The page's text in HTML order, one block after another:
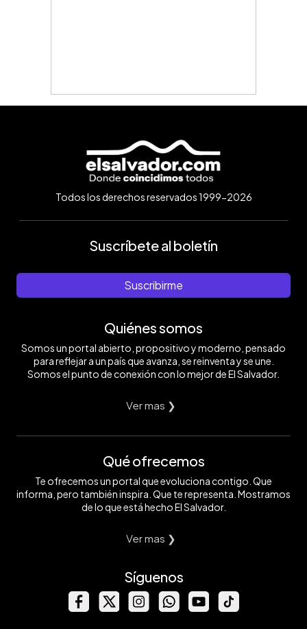
Todos los derechos reservados 1999-2026
Suscríbete al boletín
Suscribirme
Quiénes somos
Somos un portal abierto, propositivo y moderno, pensado
para reflejar a un país que avanza, se reinventa y se une.
Somos el punto de conexión con lo mejor de El Salvador.
Ver mas ❯
Qué ofrecemos
Te ofrecemos un portal que evoluciona contigo. Que
informa, pero también inspira. Que te representa. Mostramos
de lo que está hecho El Salvador.
Ver mas ❯
Síguenos